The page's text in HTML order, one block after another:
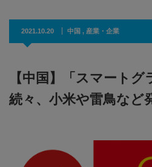
2021.10.20 中国 , 産業・企業
【中国】「スマートグ
続々、小米や雷鳥など